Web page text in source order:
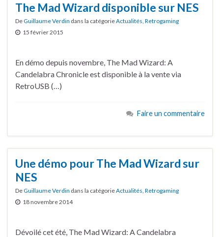
The Mad Wizard disponible sur NES
DeGuillaume Verdin dans la catégorieActualités, Retrogaming
15 février 2015
En démo depuis novembre, The Mad Wizard: A
Candelabra Chronicle est disponible à la vente via
RetroUSB (…)
Faire un commentaire
Une démo pour The Mad Wizard sur
NES
DeGuillaume Verdin dans la catégorieActualités Retrogaming
18 novembre 2014
Dévoilé cet été, The Mad Wizard: A Candelabra